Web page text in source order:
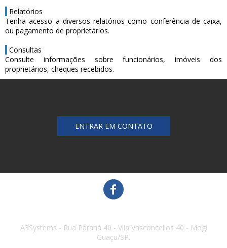
Relatórios
Tenha acesso a diversos relatórios como conferência de caixa,
ou pagamento de proprietários.
Consultas
Consulte informações sobre funcionários, imóveis dos
proprietários, cheques recebidos.
ENTRAR EM CONTATO
A3Systems - Rua Paraná 40 - Vila Vasconcellos 40 - Mogi
Guaçu/SP.